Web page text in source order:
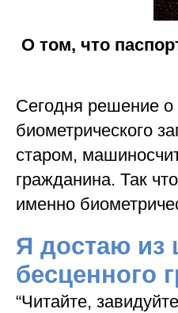
О том, что
Сегодня решение о
биометрического
старом,
гражданина. Так
именно
Я достаю из
бесценного
“Читайте,